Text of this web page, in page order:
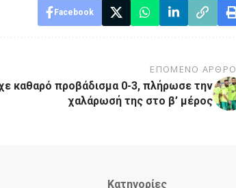
Facebook
ΕΠΌΜΕΝΟ ΆΡΘΡΟ
καθαρό προβάδισμα 0-3, πλήρωσε την
χαλάρωσή της στο β’ μέρος
Κατηγορίες